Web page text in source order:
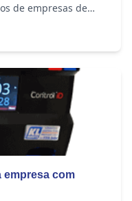
de empresas de
empresa com